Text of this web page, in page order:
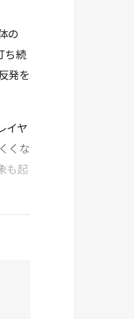
の
ち続
発を
イヤ
くな
も起